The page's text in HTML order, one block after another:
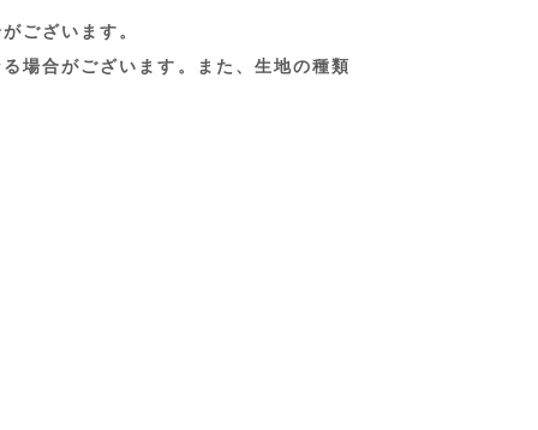
ございます。
場合がございます。また、生地の種類